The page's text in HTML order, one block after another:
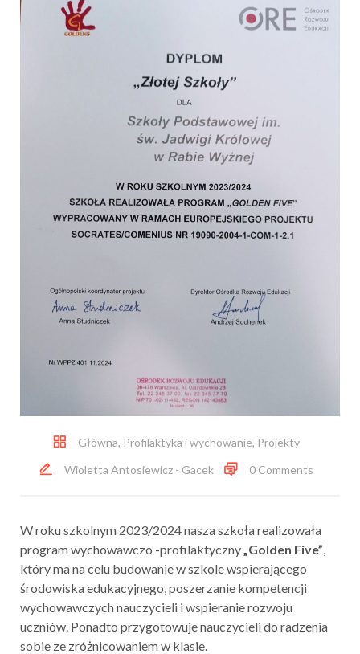
Główna, Profilaktyka i wychowanie, Projekty
Wioletta Antosiewicz - Gacek
0 Comments
W roku szkolnym 2023/2024 nasza szkoła realizowała
program wychowawczo -profilaktyczny„Golden Five”,
który ma na celu budowanie w szkole wspierającego
środowiska edukacyjnego, poszerzanie kompetencji
wychowawczych nauczycieli i wspieranie rozwoju
uczniów. Ponadto przygotowuje nauczycieli do radzenia
sobie ze zróżnicowaniem w klasie.